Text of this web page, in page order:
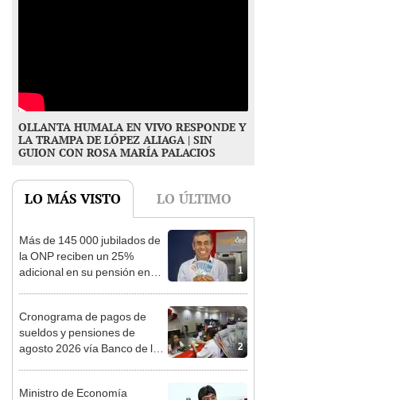
OLLANTA HUMALA EN VIVO RESPONDE Y
LA TRAMPA DE LÓPEZ ALIAGA | SIN
GUION CON ROSA MARÍA PALACIOS
LO MÁS VISTO LO ÚLTIMO
1
Más de 145 000 jubilados de
la ONP reciben un 25%
adicional en su pensión en
2
Cronograma de pagos de
sueldos y pensiones de
agosto 2026 vía Banco de la
Ministro de Economía